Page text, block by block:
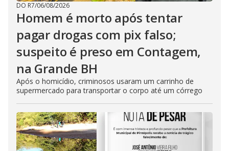
DO R7/06/08/2026
Homem é morto após tentar
pagar drogas com pix falso;
suspeito é preso em Contagem,
na Grande BH
Após o homicídio, criminosos usaram um carrinho de
supermercado para transportar o corpo até um córrego